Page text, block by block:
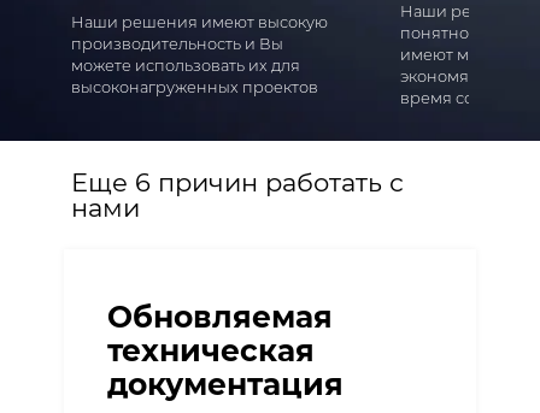
Наши решения имеют высокую
производительность и Вы
можете использовать их для
высоконагруженных проектов
Наши решения
понятно
имеют много
экономящих
время
Еще 6 причин работать с
нами
Обновляемая
техническая
документация